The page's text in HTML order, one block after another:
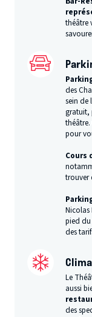
théâtre
des
sein de
gratuit,
pour
Cours
trouver
Nicolas
pied du
des
Le
aussi
des